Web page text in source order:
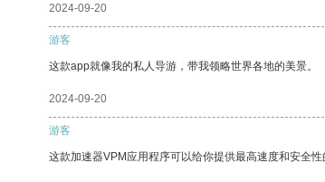
2024-09-20
游客
这款app就像我的私人导游，带我领略世界各地的美景。
2024-09-20
游客
这款加速器VPM应用程序可以给你提供最高速度和安全性